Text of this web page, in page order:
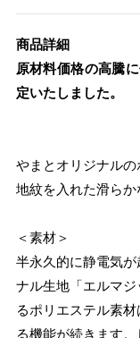
商品詳細
原材料価格の高騰
定いたしました。
やまとオリジナルの
地紋を入れた滑らか
＜素材＞
半永久的に静電気
ナル生地「エルマ
るポリエステル素
る機能が続きます